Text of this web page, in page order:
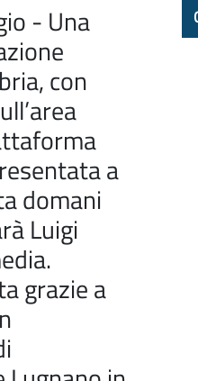
- Una
con
a
domani
Luigi
grazie a